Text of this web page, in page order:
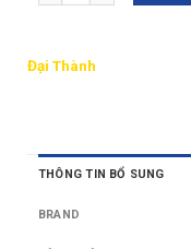
Đại Thành
THÔNG TIN BỔ SUNG
BRAND